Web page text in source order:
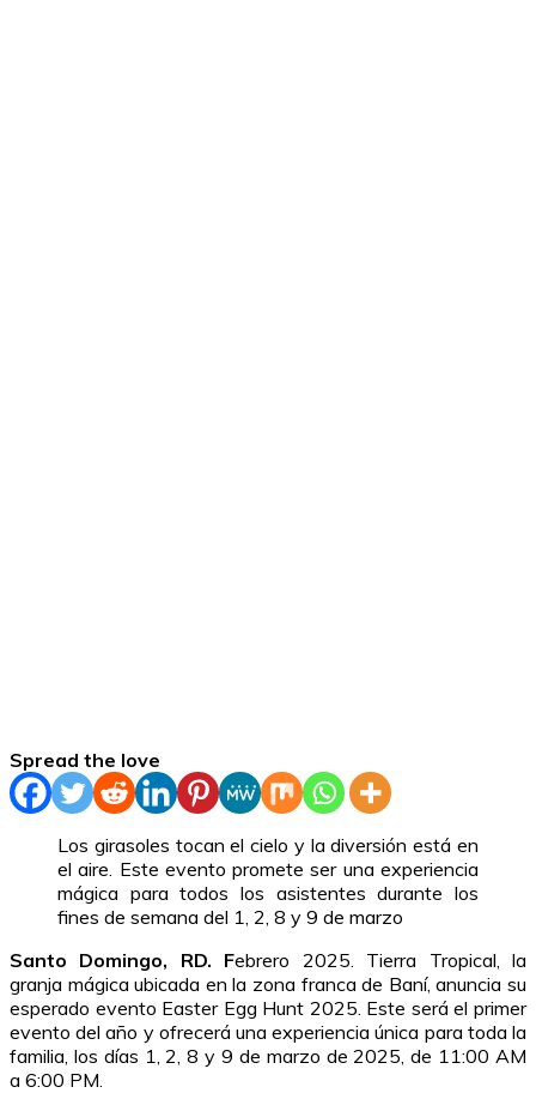
Spread the love
Los girasoles tocan el cielo y la diversión está en
el aire. Este evento promete ser una experiencia
mágica para todos los asistentes durante los
fines de semana del 1, 2, 8 y 9 de marzo
Santo Domingo, RD. Febrero 2025. Tierra Tropical, la
granja mágica ubicada en la zona franca de Baní, anuncia su
esperado evento Easter Egg Hunt 2025. Este será el primer
evento del año y ofrecerá una experiencia única para toda la
familia, los días 1, 2, 8 y 9 de marzo de 2025, de 11:00 AM
a 6:00 PM.